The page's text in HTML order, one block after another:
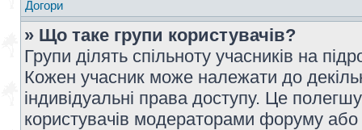
Догори
» Що таке групи користувачів?
Групи ділять спільноту учасників на
Кожен учасник може належати до
індивідуальні права доступу. Це
користувачів модераторами форуму